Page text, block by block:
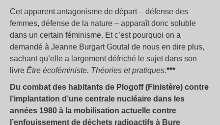
Cet apparent antagonisme de départ – défense des
femmes, défense de la nature – apparaît donc soluble
dans un certain féminisme. Et c’est pourquoi on a
demandé à Jeanne Burgart Goutal de nous en dire plus,
sachant qu’elle a largement défriché le sujet dans son
livre Être écoféministe. Théories et pratiques.***
Du combat des habitants de Plogoff (Finistère) contre
l’implantation d’une centrale nucléaire dans les
années 1980 à la mobilisation actuelle contre
l’enfouissement de déchets radioactifs à Bure